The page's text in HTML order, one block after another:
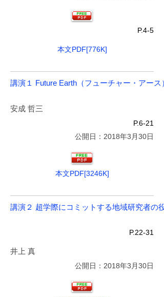
P.4-5
本文PDF[776K]
講演１ Future Earth（フューチャー・アー
安成 哲三
P.6-21
公開日：2018年3月30日
本文PDF[3246K]
講演２ 超学際にコミットする地域研究者の
P.22-31
井上 真
公開日：2018年3月30日